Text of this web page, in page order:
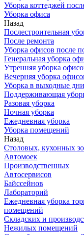
Уборка коттеджей
Уборка офиса
Назад
Послестроительная
После ремонта
Уборка офисов после
Генеральная уборка
Утренняя уборка
Вечерняя уборка
Уборка в выходные дни
Поддерживающая
Разовая уборка
Ночная уборка
Ежедневная уборка
Уборка помещений
Назад
Столовых, кухонных
Автомоек
Производственных
Автосервисов
Байссейнов
Лабораторий
Ежедневная уборка
помещений
Складских и
Нежилых помещений